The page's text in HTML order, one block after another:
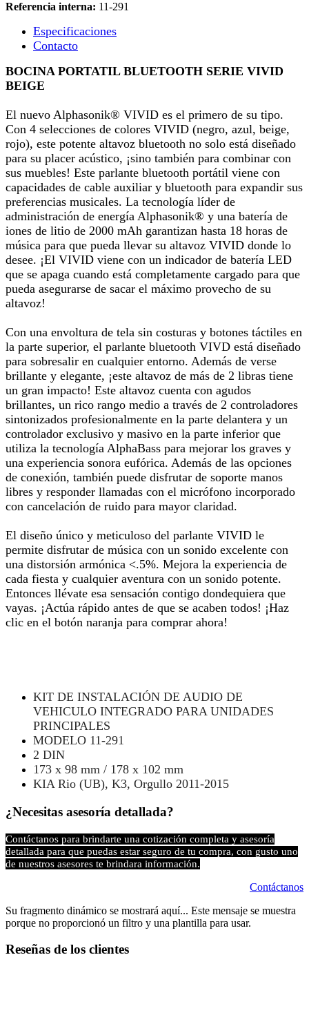
Referencia interna: 11-291
Especificaciones
Contacto
BOCINA PORTATIL BLUETOOTH SERIE VIVID
BEIGE
El nuevo Alphasonik® VIVID es el primero de su tipo.
Con 4 selecciones de colores VIVID (negro, azul, beige,
rojo), este potente altavoz bluetooth no solo está diseñado
para su placer acústico, ¡sino también para combinar con
sus muebles! Este parlante bluetooth portátil viene con
capacidades de cable auxiliar y bluetooth para expandir sus
preferencias musicales. La tecnología líder de
administración de energía Alphasonik® y una batería de
iones de litio de 2000 mAh garantizan hasta 18 horas de
música para que pueda llevar su altavoz VIVID donde lo
desee. ¡El VIVID viene con un indicador de batería LED
que se apaga cuando está completamente cargado para que
pueda asegurarse de sacar el máximo provecho de su
altavoz!
Con una envoltura de tela sin costuras y botones táctiles en
la parte superior, el parlante bluetooth VIVD está diseñado
para sobresalir en cualquier entorno. Además de verse
brillante y elegante, ¡este altavoz de más de 2 libras tiene
un gran impacto! Este altavoz cuenta con agudos
brillantes, un rico rango medio a través de 2 controladores
sintonizados profesionalmente en la parte delantera y un
controlador exclusivo y masivo en la parte inferior que
utiliza la tecnología AlphaBass para mejorar los graves y
una experiencia sonora eufórica. Además de las opciones
de conexión, también puede disfrutar de soporte manos
libres y responder llamadas con el micrófono incorporado
con cancelación de ruido para mayor claridad.
El diseño único y meticuloso del parlante VIVID le
permite disfrutar de música con un sonido excelente con
una distorsión armónica <.5%. Mejora la experiencia de
cada fiesta y cualquier aventura con un sonido potente.
Entonces llévate esa sensación contigo dondequiera que
vayas. ¡Actúa rápido antes de que se acaben todos! ¡Haz
clic en el botón naranja para comprar ahora!
KIT DE INSTALACIÓN DE AUDIO DE
VEHICULO INTEGRADO PARA UNIDADES
PRINCIPALES
MODELO 11-291
2 DIN
173 x 98 mm / 178 x 102 mm
KIA Rio (UB), K3, Orgullo 2011-2015
¿Necesitas asesoría detallada?
Contáctanos para brindarte una cotización completa y asesoría
detallada para que puedas estar seguro de tu compra, con gusto uno
de nuestros asesores te brindara información.
Contáctanos
Su fragmento dinámico se mostrará aquí... Este mensaje se muestra
porque no proporcionó un filtro y una plantilla para usar.
Reseñas de los clientes